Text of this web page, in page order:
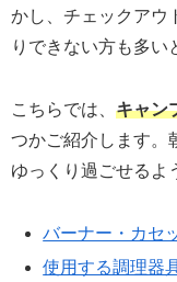
かし、チェックアウ
りできない方も多い
こちらでは、 キャン
つかご紹介します。
ゆっくり過ごせるよ
バーナー・カセ
使用する調理器